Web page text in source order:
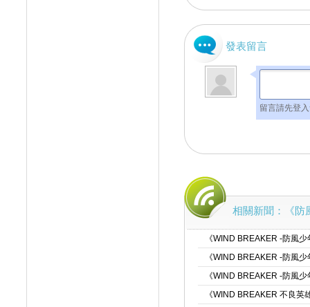
發表留言
留言請先登
相關新聞：《防
《WIND BREAKER -防風
《WIND BREAKER -防風
《WIND BREAKER -防風
《WIND BREAKER 不良